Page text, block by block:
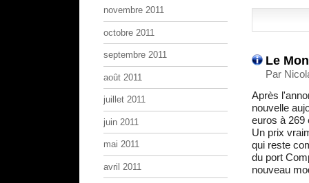
Le
Par
Après
nouvelle
euros à 269
Un prix
qui reste
du port
nouveau
novembre 2011
octobre 2011
septembre 2011
août 2011
juillet 2011
juin 2011
mai 2011
avril 2011